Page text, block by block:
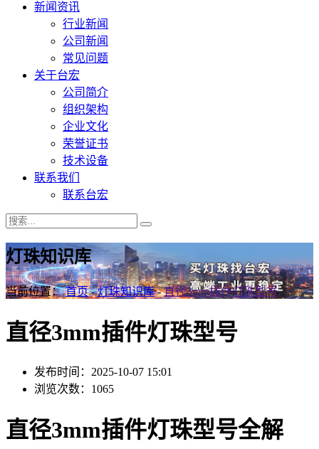
新闻资讯
行业新闻
公司新闻
常见问题
关于台宏
公司简介
组织架构
企业文化
荣誉证书
技术设备
联系我们
联系台宏
灯珠知识库
当前位置：首页-灯珠知识库-直径3mm插件灯珠型号
直径3mm插件灯珠型号
发布时间：2025-10-07 15:01
浏览次数：1065
直径3mm插件灯珠型号全解